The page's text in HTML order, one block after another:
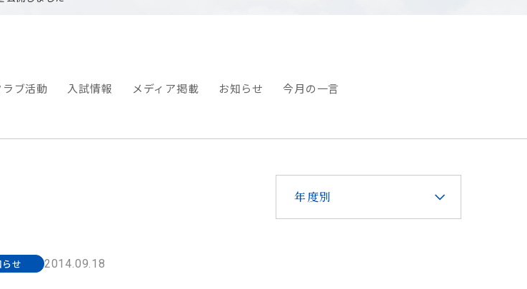
ラブ活動 入試情報 メディア掲載 お知らせ 今月の一言
年度別
せ 2014.09.18